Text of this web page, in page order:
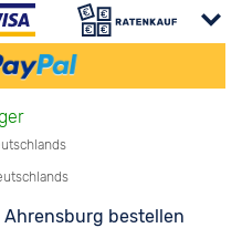
bestellen